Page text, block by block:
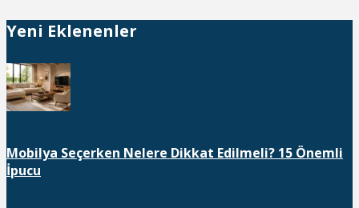
Yeni Eklenenler
Mobilya Seçerken Nelere Dikkat Edilmeli? 15 Önemli
İpucu